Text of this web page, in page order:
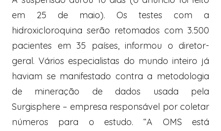
em 25 de maio). Os testes com a
hidroxicloroquina serão retomados com 3.500
pacientes em 35 países, informou o diretor-
geral. Vários especialistas do mundo inteiro já
haviam se manifestado contra a metodologia
de mineração de dados usada pela
Surgisphere – empresa responsável por coletar
números para o estudo. “A OMS está